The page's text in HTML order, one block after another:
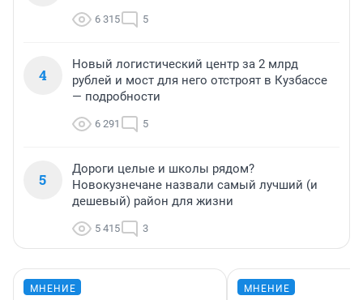
6 315 5
4
Новый логистический центр за 2 млрд
рублей и мост для него отстроят в Кузбассе
— подробности
6 291 5
5
Дороги целые и школы рядом?
Новокузнечане назвали самый лучший (и
дешевый) район для жизни
5 415 3
МНЕНИЕ МНЕНИЕ